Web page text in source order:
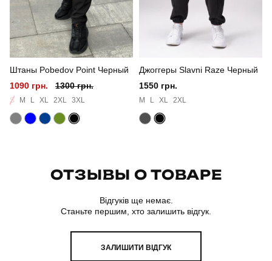
Штаны Pobedov Point Черный
1090 грн.
1300 грн.
S M L XL 2XL 3XL
Джоггеры Slavni Raze Черный
1550 грн.
M L XL 2XL
ОТЗЫВЫ О ТОВАРЕ
Відгуків ще немає.
Станьте першим, хто залишить відгук.
ЗАЛИШИТИ ВІДГУК